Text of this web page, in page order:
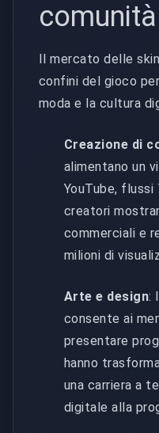
comunità
Il mercato delle
confini del gioco
moda e la cultura
Creazione di
alimentano un
YouTube,
creatori
commerciali e
milioni di
Arte e design:
consente ai
presentare
hanno
una carriera a
digitale alla